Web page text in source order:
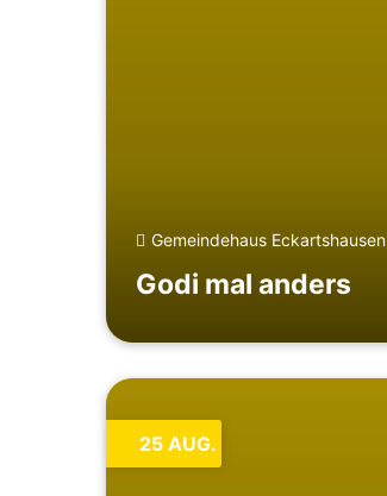
Gemeindehaus Eckartshausen
Godi mal anders
25 AUG.